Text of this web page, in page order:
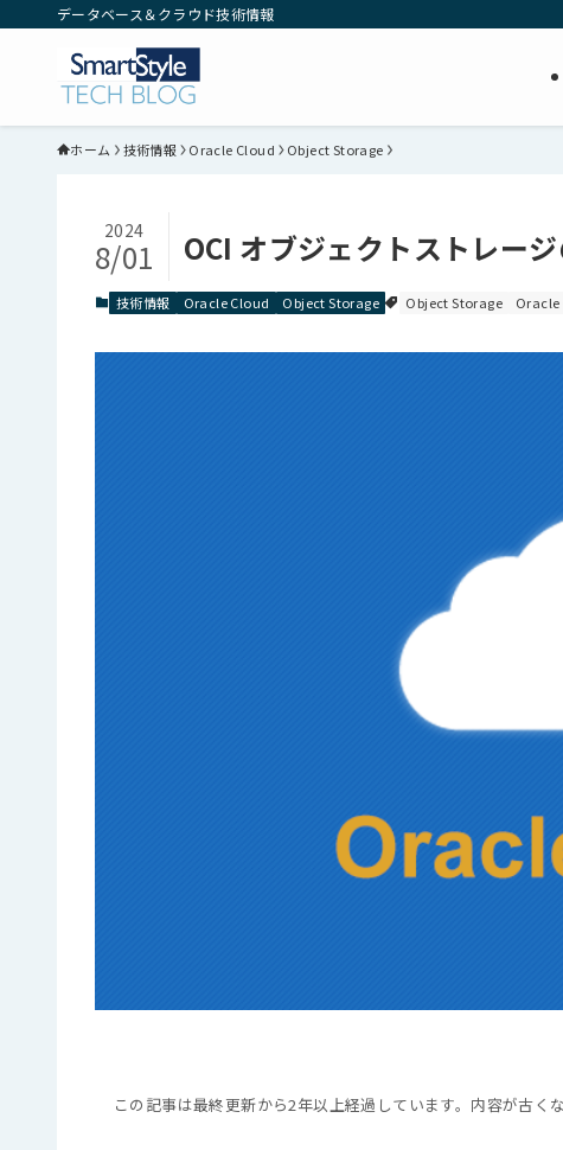
データベース＆クラウド技術情報
ホーム 技術情報 Oracle Cloud Object Storage
OCI オブジェクトストレー
2024
8/01
技術情報 Oracle Cloud Object Storage Object Storage Oracle
この記事は最終更新から2年以上経過しています。内容が古く